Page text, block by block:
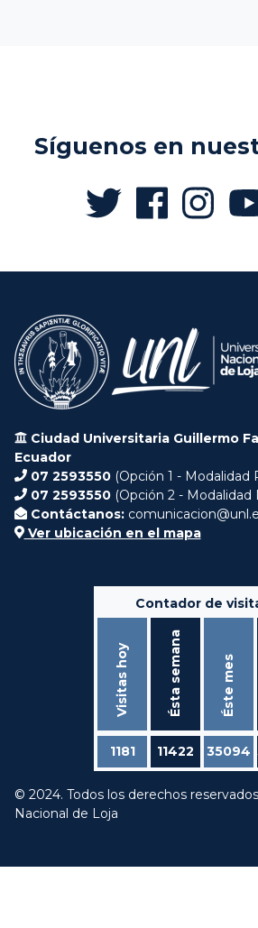
Síguenos en
Ciudad Universitaria Guillermo
Ecuador
07 2593550 (Opción 1 - Modalidad
07 2593550 (Opción 2 - Modalidad
Contáctanos:
Ver ubicación en el mapa
Contador de
Visitas hoy Ésta semana Éste mes
1181 11422 35094
© 2024. Todos los derechos
Nacional de Loja